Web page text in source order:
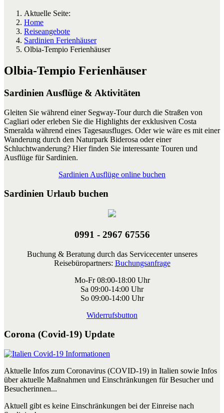
Aktuelle Seite:
Home
Reiseangebote
Sardinien Ferienhäuser
Olbia-Tempio Ferienhäuser
Olbia-Tempio Ferienhäuser
Sardinien Ausflüge & Aktivitäten
Gleiten Sie während einer Segway-Tour durch die Straßen von
Cagliari oder erleben Sie die Highlights der exklusiven Costa
Smeralda während eines Tagesausfluges. Oder wie wäre es mit einer
Wanderung durch den Naturpark Biderosa oder einer
Schluchtwanderung? Hier finden Sie interessante Touren und
Ausflüge für Sardinien.
Sardinien Ausflüge online buchen
Sardinien Urlaub buchen
0991 - 2967 67556
Buchung & Beratung durch das Servicecenter unseres
Reisebüropartners: Buchungsanfrage
Mo-Fr 08:00-18:00 Uhr
Sa 09:00-14:00 Uhr
So 09:00-14:00 Uhr
Widerrufsbutton
Corona (Covid-19) Update
Aktuelle Infos zum Coronavirus (COVID-19) in Italien sowie Infos
über aktuelle Maßnahmen und Einschränkungen für Besucher und
Besucherinnen...
Aktuell gibt es keine Einschränkungen bei der Einreise nach